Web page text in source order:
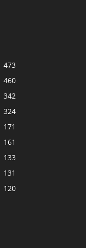
473
460
342
324
171
161
133
131
120